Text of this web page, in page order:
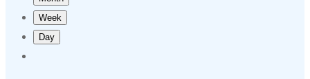
Week
Day